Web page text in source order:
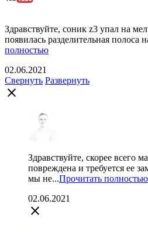
Здравствуйте, соник z3 упал на
появилась разделительная полоса
полностью
02.06.2021
Свернуть Развернуть
close
Здравствуйте, скорее всего
повреждена и требуется ее
мы не...Прочитать полностью
02.06.2021
close